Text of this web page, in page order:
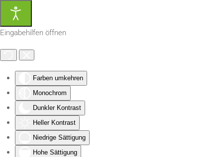
Eingabehilfen öffnen
Farben umkehren
Monochrom
Dunkler Kontrast
Heller Kontrast
Niedrige Sättigung
Hohe Sättigung
Zum Hauptinhalt springen